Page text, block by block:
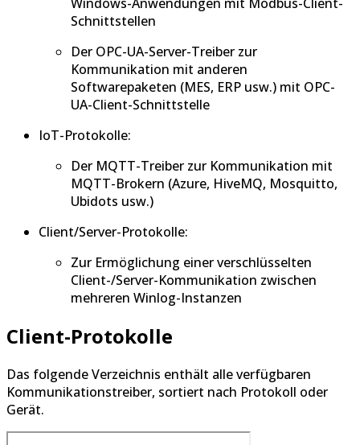
Schnittstellen
Der OPC-UA-Server-Treiber zur
Kommunikation mit anderen
Softwarepaketen (MES, ERP usw.) mit OPC-
UA-Client-Schnittstelle
IoT-Protokolle:
Der MQTT-Treiber zur Kommunikation mit
MQTT-Brokern (Azure, HiveMQ, Mosquitto,
Ubidots usw.)
Client/Server-Protokolle:
Zur Ermöglichung einer verschlüsselten
Client-/Server-Kommunikation zwischen
mehreren Winlog-Instanzen
Client-Protokolle
Das folgende Verzeichnis enthält alle verfügbaren
Kommunikationstreiber, sortiert nach Protokoll oder
Gerät.